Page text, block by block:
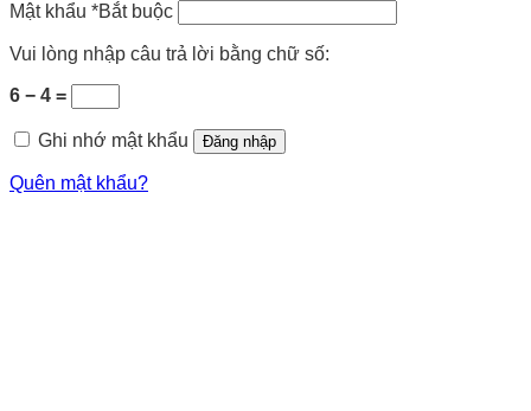
Mật khẩu *Bắt buộc
Vui lòng nhập câu trả lời bằng chữ số:
6 − 4 =
Ghi nhớ mật khẩu Đăng nhập
Quên mật khẩu?